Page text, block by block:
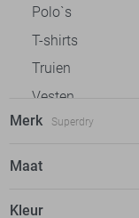
Polo`s
T-shirts
Truien
Vesten
Jassen
Merk Superdry
Antony Morato
Maat
S
Kleur